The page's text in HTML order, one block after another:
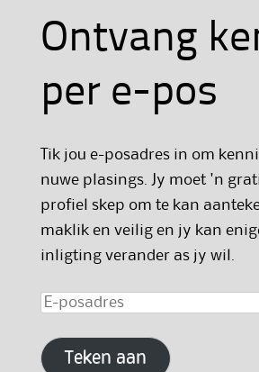
Ontvang
per e-pos
Tik jou e-posadres in om
nuwe plasings. Jy moet 'n
profiel skep om te kan
maklik en veilig en jy kan
inligting verander as jy wil.
E-
Teken aan